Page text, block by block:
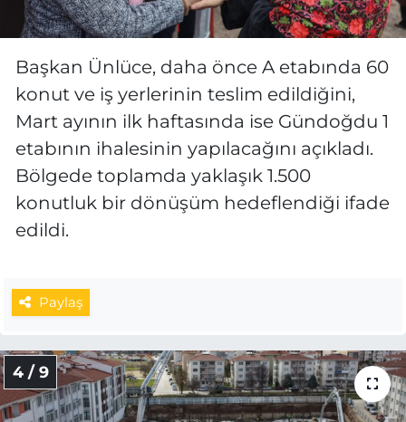
Başkan Ünlüce, daha önce A etabında 60
konut ve iş yerlerinin teslim edildiğini,
Mart ayının ilk haftasında ise Gündoğdu 1
etabının ihalesinin yapılacağını açıkladı.
Bölgede toplamda yaklaşık 1.500
konutluk bir dönüşüm hedeflendiği ifade
edildi.
Paylaş
4 / 9